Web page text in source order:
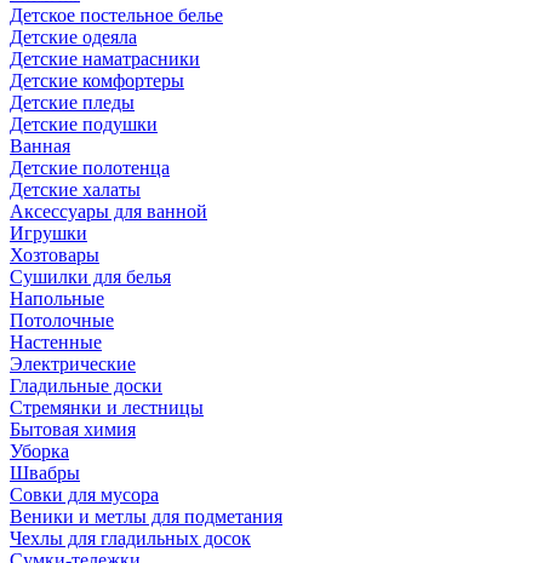
Детское постельное белье
Детские одеяла
Детские наматрасники
Детские комфортеры
Детские пледы
Детские подушки
Ванная
Детские полотенца
Детские халаты
Аксессуары для ванной
Игрушки
Хозтовары
Сушилки для белья
Напольные
Потолочные
Настенные
Электрические
Гладильные доски
Стремянки и лестницы
Бытовая химия
Уборка
Швабры
Совки для мусора
Веники и метлы для подметания
Чехлы для гладильных досок